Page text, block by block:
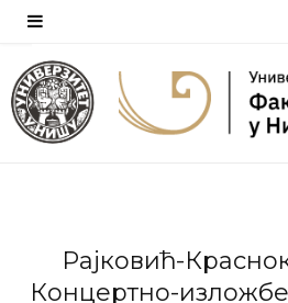
Рajкoвић-
Кoнцeртнo-